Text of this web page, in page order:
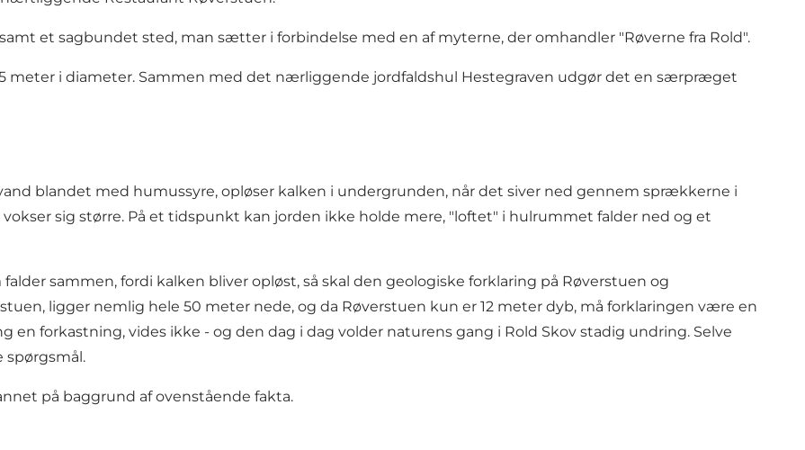
et sagbundet sted, man sætter i forbindelse med en af myterne, der omhandler "Røverne fra Rold".
meter i diameter. Sammen med det nærliggende jordfaldshul Hestegraven udgør det en særpræget
blandet med humussyre, opløser kalken i undergrunden, når det siver ned gennem sprækkerne i
sig større. På et tidspunkt kan jorden ikke holde mere, "loftet" i hulrummet falder ned og et
sammen, fordi kalken bliver opløst, så skal den geologiske forklaring på Røverstuen og
ligger nemlig hele 50 meter nede, og da Røverstuen kun er 12 meter dyb, må forklaringen være en
en forkastning, vides ikke - og den dag i dag volder naturens gang i Rold Skov stadig undring. Selve
spørgsmål.
på baggrund af ovenstående fakta.